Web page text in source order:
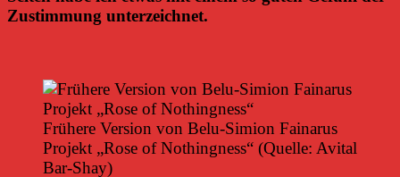
Zustimmung unterzeichnet.
Frühere Version von Belu-Simion Fainarus
Projekt „Rose of Nothingness“ (Quelle: Avital
Bar-Shay)